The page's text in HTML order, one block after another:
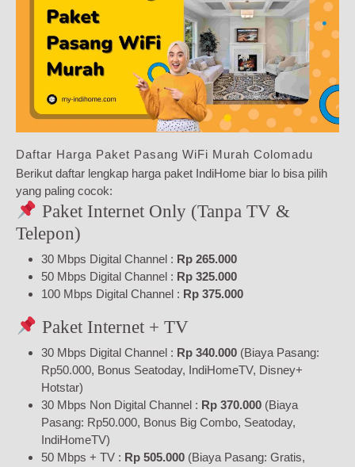
Daftar Harga Paket Pasang WiFi Murah Colomadu
Berikut daftar lengkap harga paket IndiHome biar lo bisa pilih
yang paling cocok:
Paket Internet Only (Tanpa TV &
Telepon)
30 Mbps Digital Channel : Rp 265.000
50 Mbps Digital Channel : Rp 325.000
100 Mbps Digital Channel : Rp 375.000
Paket Internet + TV
30 Mbps Digital Channel : Rp 340.000 (Biaya Pasang:
Rp50.000, Bonus Seatoday, IndiHomeTV, Disney+
Hotstar)
30 Mbps Non Digital Channel : Rp 370.000 (Biaya
Pasang: Rp50.000, Bonus Big Combo, Seatoday,
IndiHomeTV)
50 Mbps + TV : Rp 505.000 (Biaya Pasang: Gratis,